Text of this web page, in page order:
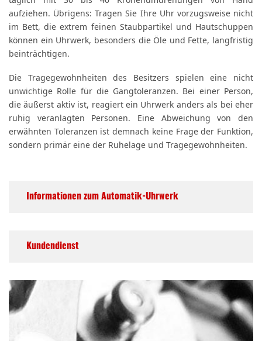
aufziehen. Übrigens: Tragen Sie Ihre Uhr vorzugsweise nicht
im Bett, die extrem feinen Staubpartikel und Hautschuppen
können ein Uhrwerk, besonders die Öle und Fette, langfristig
beinträchtigen.
Die Tragegewohnheiten des Besitzers spielen eine nicht
unwichtige Rolle für die Gangtoleranzen. Bei einer Person,
die äußerst aktiv ist, reagiert ein Uhrwerk anders als bei eher
ruhig veranlagten Personen. Eine Abweichung von den
erwähnten Toleranzen ist demnach keine Frage der Funktion,
sondern primär eine der Ruhelage und Tragegewohnheiten.
Informationen zum Automatik-Uhrwerk
Kundendienst